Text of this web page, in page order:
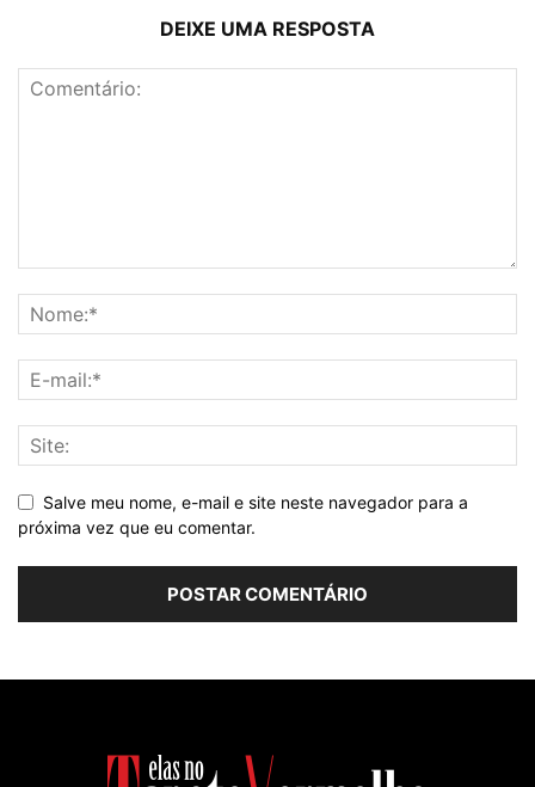
DEIXE UMA RESPOSTA
Salve meu nome, e-mail e site neste navegador para a
próxima vez que eu comentar.